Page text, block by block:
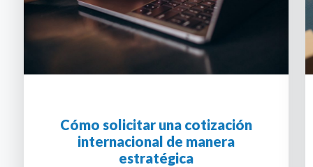
Cómo solicitar una cotización
internacional de manera
estratégica